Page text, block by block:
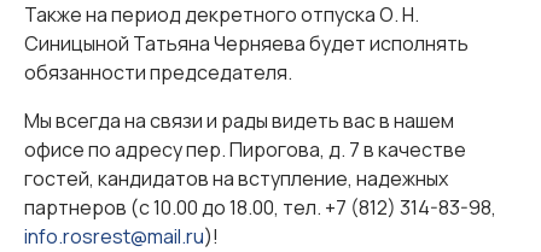
Также на период декретного отпуска О. Н.
Синицыной Татьяна Черняева будет исполнять
обязанности председателя.
Мы всегда на связи и рады видеть вас в нашем
офисе по адресу пер. Пирогова, д. 7 в качестве
гостей, кандидатов на вступление, надежных
партнеров (с 10.00 до 18.00, тел. +7 (812) 314-83-98,
info.rosrest@mail.ru)!